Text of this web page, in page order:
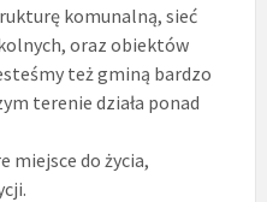
komunalną, sieć
oraz obiektów
też gminą bardzo
terenie działa ponad
miejsce do życia,